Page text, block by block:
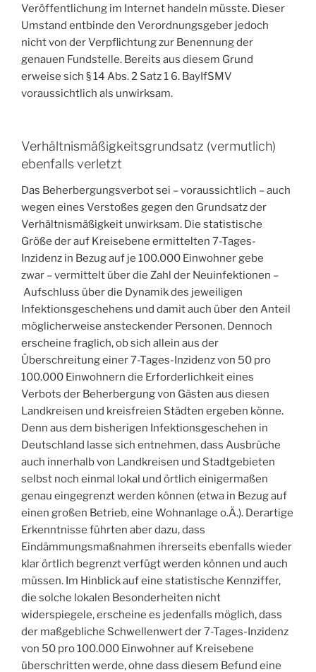
Veröffentlichung im Internet handeln müsste. Dieser
Umstand entbinde den Verordnungsgeber jedoch
nicht von der Verpflichtung zur Benennung der
genauen Fundstelle. Bereits aus diesem Grund
erweise sich § 14 Abs. 2 Satz 1 6. BayIfSMV
voraussichtlich als unwirksam.
Verhältnismäßigkeitsgrundsatz (vermutlich)
ebenfalls verletzt
Das Beherbergungsverbot sei – voraussichtlich – auch
wegen eines Verstoßes gegen den Grundsatz der
Verhältnismäßigkeit unwirksam. Die statistische
Größe der auf Kreisebene ermittelten 7-Tages-
Inzidenz in Bezug auf je 100.000 Einwohner gebe
zwar – vermittelt über die Zahl der Neuinfektionen –
Aufschluss über die Dynamik des jeweiligen
Infektionsgeschehens und damit auch über den Anteil
möglicherweise ansteckender Personen. Dennoch
erscheine fraglich, ob sich allein aus der
Überschreitung einer 7-Tages-Inzidenz von 50 pro
100.000 Einwohnern die Erforderlichkeit eines
Verbots der Beherbergung von Gästen aus diesen
Landkreisen und kreisfreien Städten ergeben könne.
Denn aus dem bisherigen Infektionsgeschehen in
Deutschland lasse sich entnehmen, dass Ausbrüche
auch innerhalb von Landkreisen und Stadtgebieten
selbst noch einmal lokal und örtlich einigermaßen
genau eingegrenzt werden können (etwa in Bezug auf
einen großen Betrieb, eine Wohnanlage o.Ä.). Derartige
Erkenntnisse führten aber dazu, dass
Eindämmungsmaßnahmen ihrerseits ebenfalls wieder
klar örtlich begrenzt verfügt werden können und auch
müssen. Im Hinblick auf eine statistische Kennziffer,
die solche lokalen Besonderheiten nicht
widerspiegele, erscheine es jedenfalls möglich, dass
der maßgebliche Schwellenwert der 7-Tages-Inzidenz
von 50 pro 100.000 Einwohner auf Kreisebene
überschritten werde, ohne dass diesem Befund eine